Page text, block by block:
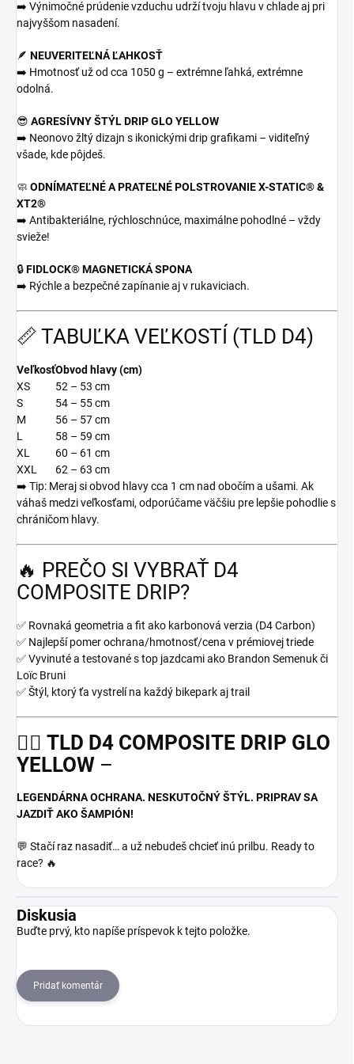
➡️ Výnimočné prúdenie vzduchu udrží tvoju hlavu v chlade aj pri
najvyššom nasadení.
🪶 NEUVERITEĽNÁ ĽAHKOSŤ
➡️ Hmotnosť už od cca 1050 g – extrémne ľahká, extrémne
odolná.
😎 AGRESÍVNY ŠTÝL DRIP GLO YELLOW
➡️ Neonovo žltý dizajn s ikonickými drip grafikami – viditeľný
všade, kde pôjdeš.
🧼 ODNÍMATEĽNÉ A PRATEĽNÉ POLSTROVANIE X-STATIC® &
XT2®
➡️ Antibakteriálne, rýchloschnúce, maximálne pohodlné – vždy
svieže!
🔒FIDLOCK® MAGNETICKÁ SPONA
➡️ Rýchle a bezpečné zapínanie aj v rukaviciach.
📏 TABUĽKA VEĽKOSTÍ (TLD D4)
VeľkosťObvod hlavy (cm)
XS
52 – 53 cm
S
54 – 55 cm
M
56 – 57 cm
L
58 – 59 cm
XL
60 – 61 cm
XXL
62 – 63 cm
➡️ Tip: Meraj si obvod hlavy cca 1 cm nad obočím a ušami. Ak
váhaš medzi veľkosťami, odporúčame väčšiu pre lepšie pohodlie s
chráničom hlavy.
🔥 PREČO SI VYBRAŤ D4
COMPOSITE DRIP?
✅ Rovnaká geometria a fit ako karbonová verzia (D4 Carbon)
✅ Najlepší pomer ochrana/hmotnosť/cena v prémiovej triede
✅ Vyvinuté a testované s top jazdcami ako Brandon Semenuk či
Loïc Bruni
✅ Štýl, ktorý ťa vystrelí na každý bikepark aj trail
🚵‍♂️ TLD D4 COMPOSITE DRIP GLO
YELLOW –
LEGENDÁRNA OCHRANA. NESKUTOČNÝ ŠTÝL. PRIPRAV SA
JAZDIŤ AKO ŠAMPIÓN!
💬 Stačí raz nasadiť… a už nebudeš chcieť inú prilbu. Ready to
race? 🔥
Diskusia
Buďte prvý, kto napíše príspevok k tejto položke.
Pridať komentár